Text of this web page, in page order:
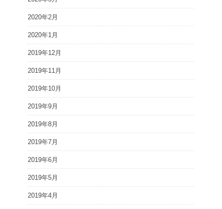
2020年2月
2020年1月
2019年12月
2019年11月
2019年10月
2019年9月
2019年8月
2019年7月
2019年6月
2019年5月
2019年4月